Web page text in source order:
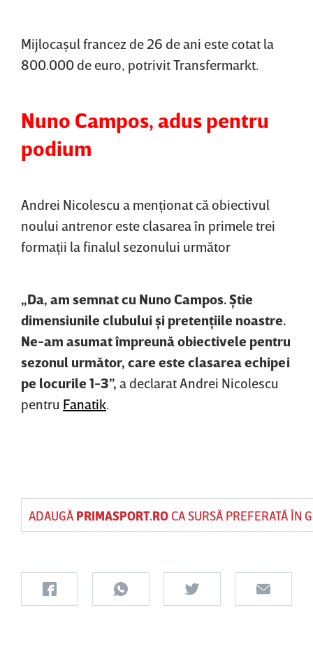
Mijlocaşul francez de 26 de ani este cotat la
800.000 de euro, potrivit Transfermarkt.
Nuno Campos, adus pentru
podium
Andrei Nicolescu a menţionat că obiectivul
noului antrenor este clasarea în primele trei
formaţii la finalul sezonului următor
„Da, am semnat cu Nuno Campos. Ştie
dimensiunile clubului şi pretenţiile noastre.
Ne-am asumat împreună obiectivele pentru
sezonul următor, care este clasarea echipei
pe locurile 1-3”, a declarat Andrei Nicolescu
pentru Fanatik.
ADAUGĂ PRIMASPORT.ROCA SURSĂ PREFERATĂ ÎN